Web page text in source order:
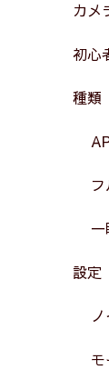
カメ
初心
種類
設定